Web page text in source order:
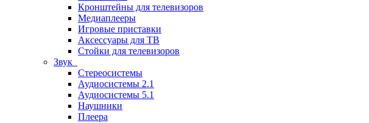
Кронштейны для телевизоров
Медиаплееры
Игровые приставки
Аксессуары для ТВ
Стойки для телевизоров
Звук
Стереосистемы
Аудиосистемы 2.1
Аудиосистемы 5.1
Наушники
Плеера